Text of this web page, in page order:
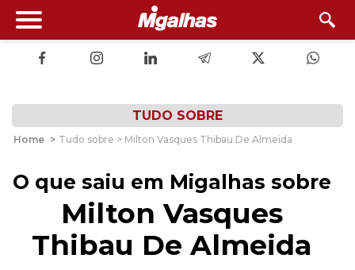
TUDO SOBRE
Home > Tudo sobre > Milton Vasques Thibau De Almeida
O que saiu em Migalhas sobre
Milton Vasques
Thibau De Almeida